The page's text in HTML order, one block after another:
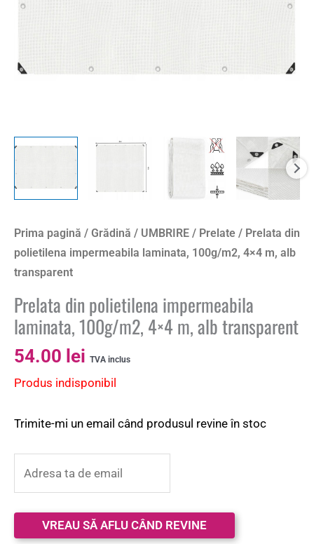
Prima pagină / Grădină / UMBRIRE / Prelate / Prelata din
polietilena impermeabila laminata, 100g/m2, 4×4 m, alb
transparent
Prelata din polietilena impermeabila
laminata, 100g/m2, 4×4 m, alb transparent
54.00 lei TVA inclus
Produs indisponibil
Trimite-mi un email când produsul revine în stoc